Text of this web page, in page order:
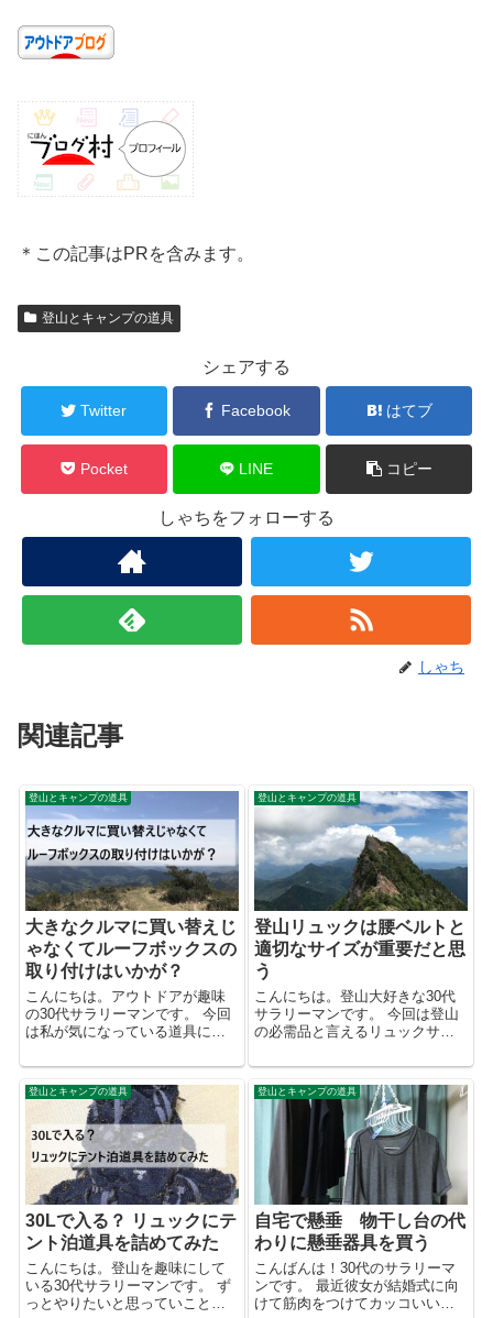
＊この記事はPRを含みます。
登山とキャンプの道具
シェアする
Twitter Facebook はてブ
Pocket LINE コピー
しゃちをフォローする
しゃち
関連記事
登山とキャンプの道具
大きなクルマに買い替えじ
ゃなくてルーフボックスの
取り付けはいかが？
こんにちは。アウトドアが趣味
の30代サラリーマンです。 今回
は私が気になっている道具につ
ルーフボックスです。 私はいわ
いるCセグメントのクルマ（カロ
ーラ、インプレッサ、マツダ3ク
ラス）のクルマを保有してお
り、こ...
登山とキャンプの道具
登山リュックは腰ベルトと
適切なサイズが重要だと思
う
こんにちは。登山大好きな30代
サラリーマンです。 今回は登山
の必需品と言えるリュックサッ
ることを書きたいと思います。
端的に言うと、 「腰ベルト付き
の小さめのリュックをまずは買
おう！」です。 登山を始めるた
めにど...
登山とキャンプの道具
30Lで入る？ リュックにテ
ント泊道具を詰めてみた
こんにちは。登山を趣味にして
いる30代サラリーマンです。 ず
っとやりたいと思っていことが
登山とキャンプの道具
自宅で懸垂 物干し台の代
わりに懸垂器具を買う
こんばんは！30代のサラリーマ
ンです。 最近彼女が結婚式に向
けて筋肉をつけてカッコいいい